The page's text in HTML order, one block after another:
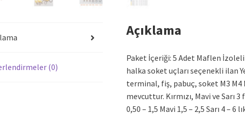
(0)
Açıklama
Paket İçeriği: 5 Adet Maflen İzoleli
halka soket uçları seçenekli ilan
terminal, fiş, pabuç, soket M3 M4
mevcuttur. Kırmızı, Mavi ve Sarı
0,50 – 1,5 Mavi 1,5 – 2,5 Sarı 4 –